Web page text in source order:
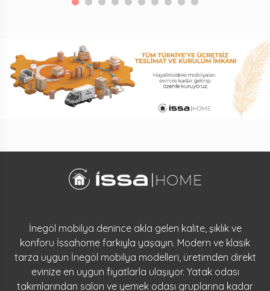
İnegöl mobilya denince akla gelen kalite, şıklık ve
konforu İssahome farkıyla yaşayın. Modern ve klasik
tarza uygun İnegöl mobilya modelleri, üretimden direkt
evinize en uygun fiyatlarla ulaşıyor. Yatak odası
takımlarından salon ve yemek odası gruplarına kadar